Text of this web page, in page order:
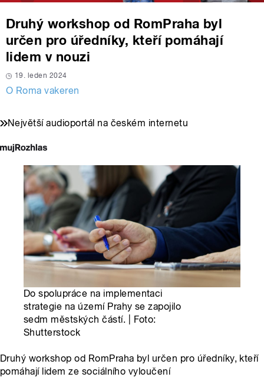
Druhý workshop od RomPraha byl
určen pro úředníky, kteří pomáhají
lidem v nouzi
19. leden 2024
O Roma vakeren
Největší audioportál na českém internetu
Do spolupráce na implementaci
strategie na území Prahy se zapojilo
sedm městských částí. | Foto:
Shutterstock
Druhý workshop od RomPraha byl určen pro úředníky, kteří
pomáhají lidem ze sociálního vyloučení